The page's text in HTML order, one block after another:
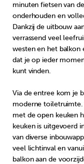
minuten fietsen van
onderhouden en
Dankzij de uitbouw
verrassend veel
westen en het balkon
dat je op ieder
kunt vinden.
Via de entree kom je
moderne
met de open keuken
keuken is uitgevoerd
van diverse
veel lichtinval en
balkon aan de